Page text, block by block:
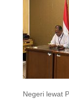
Negeri lewat